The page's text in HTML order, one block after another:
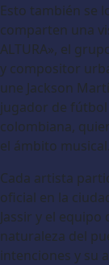
Esto también se
comparten una
ALTURA», el
y compositor
une Jackson
jugador de
colombiana,
el ámbito musical.
Cada artista
oficial en la
Jassir y el equipo
naturaleza del
intenciones y su